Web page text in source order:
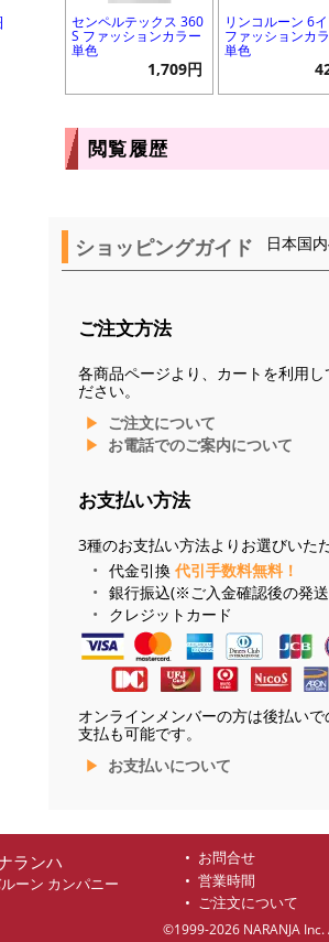
センペルテックス 360
S ファッションカラー
単色
1,709円
リンコルーン 6
ファッションカ
単色
閲覧履歴
ショッピングガイド 日本国
ご注文方法
各商品ページより、カートを利用し
ださい。
ご注文について
お電話でのご案内について
お支払い方法
3種のお支払い方法よりお選びいた
代金引換 代引手数料無料！
銀行振込(※ご入金確認後の発
クレジットカード
オンラインメンバーの方は後払いで
支払も可能です。
お支払いについて
ランハ
ーン カンパニー
お問合せ
営業時間
ご注文について
©1999-2026 NARANJA